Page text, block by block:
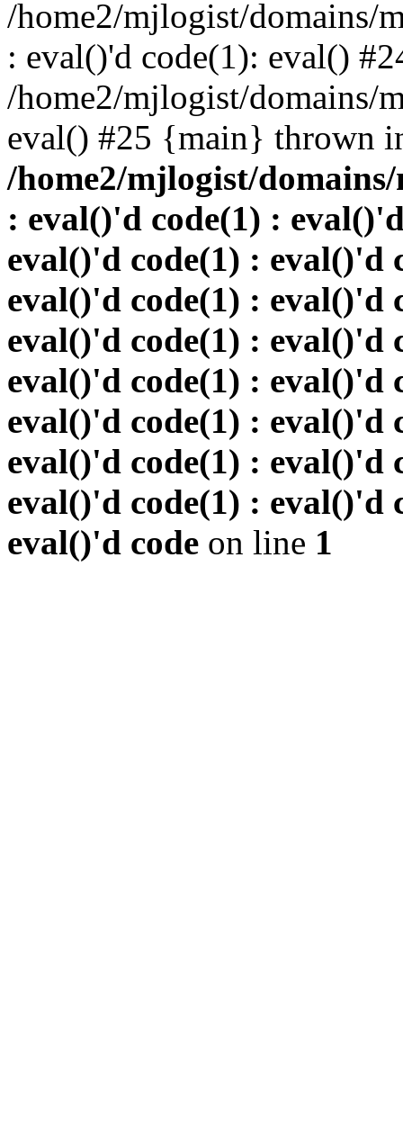
/home2/mjlogist/domains/
: eval()'d code(1): eval()
/home2/mjlogist/domains/
eval() #25 {main} thrown
/home2/mjlogist/
: eval()'d code(1) :
eval()'d code(1) : eval()'d
eval()'d code(1) : eval()'d
eval()'d code(1) : eval()'d
eval()'d code(1) : eval()'d
eval()'d code(1) : eval()'d
eval()'d code(1) : eval()'d
eval()'d code(1) : eval()'d
eval()'d code on line 1